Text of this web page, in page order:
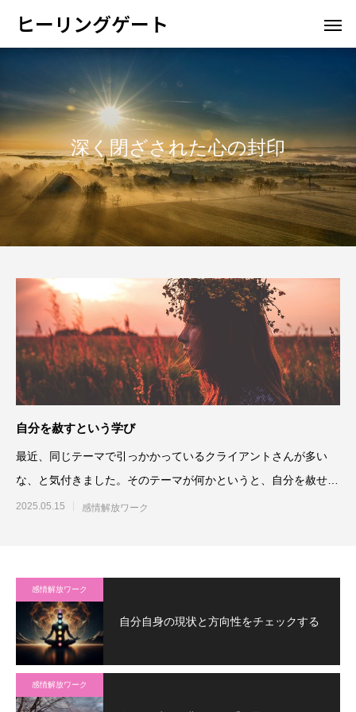
ヒーリングゲート
深く閉ざされた心の封印
自分を赦すという学び
最近、同じテーマで引っかかっているクライアントさんが多い
な、と気付きました。そのテーマが何かというと、自分を赦せず
にいること、で
2025.05.15 感情解放ワーク
感情解放ワーク
自分自身の現状と方向性をチェックする
感情解放ワーク